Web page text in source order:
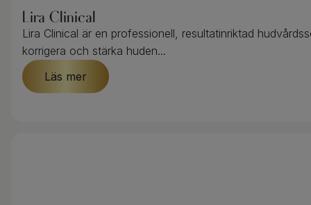
Lira Clinical
Lira Clinical är en professionell, resultatinriktad
korrigera och stärka huden...
Läs mer